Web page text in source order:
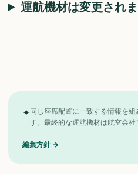
運航機材は変更され
✦同じ座席配置に一致する情報を
す。最終的な運航機材は航空会社
編集方針→